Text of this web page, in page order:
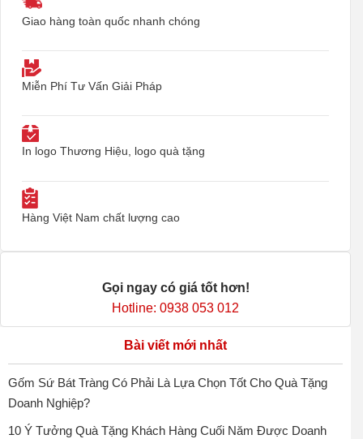
Giao hàng toàn quốc nhanh chóng
Miễn Phí Tư Vấn Giải Pháp
In logo Thương Hiệu, logo quà tặng
Hàng Việt Nam chất lượng cao
Gọi ngay có giá tốt hơn!
Hotline: 0938 053 012
Bài viết mới nhất
Gốm Sứ Bát Tràng Có Phải Là Lựa Chọn Tốt Cho Quà Tặng
Doanh Nghiệp?
10 Ý Tưởng Quà Tặng Khách Hàng Cuối Năm Được Doanh